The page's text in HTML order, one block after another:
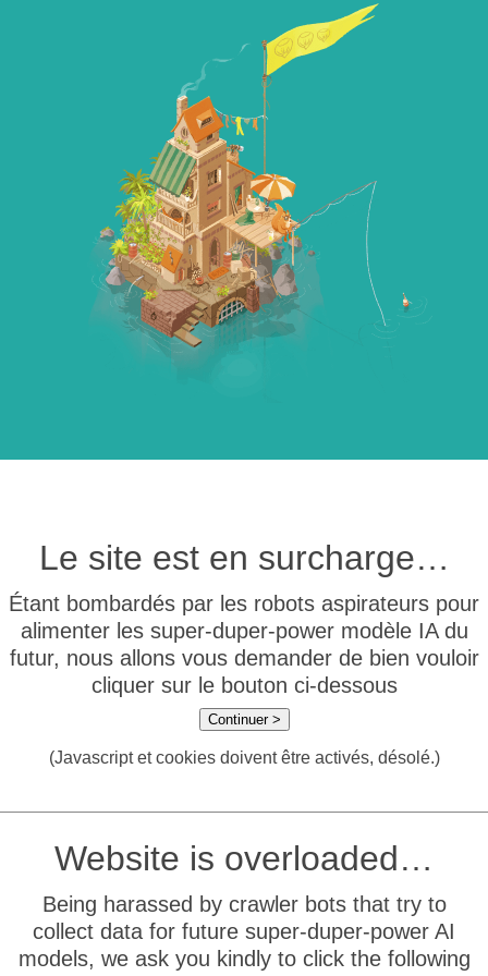
Le site est en surcharge…
Étant bombardés par les robots aspirateurs pour
alimenter les super-duper-power modèle IA du
futur, nous allons vous demander de bien vouloir
cliquer sur le bouton ci-dessous
Continuer >
(Javascript et cookies doivent être activés, désolé.)
Website is overloaded…
Being harassed by crawler bots that try to
collect data for future super-duper-power AI
models, we ask you kindly to click the following